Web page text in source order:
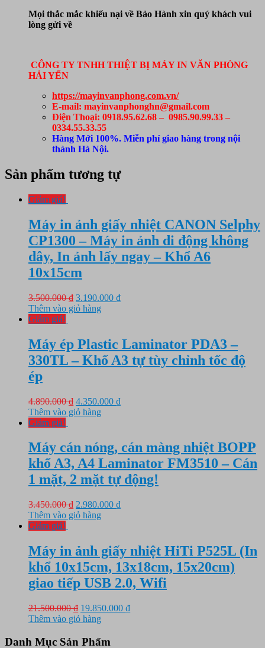
Mọi thắc mắc khiếu nại về Bảo Hành xin quý khách vui
lòng gửi về
CÔNG TY TNHH THIỆT BỊ MÁY IN VĂN PHÒNG
HẢI YẾN
https://mayinvanphong.com.vn/
E-mail: mayinvanphonghn@gmail.com
Điện Thoại: 0918.95.62.68 – 0985.90.99.33 –
0334.55.33.55
Hàng Mới 100%. Miễn phí giao hàng trong nội
thành Hà Nội.
Sản phẩm tương tự
Giảm giá!
Máy in ảnh giấy nhiệt CANON Selphy
CP1300 – Máy in ảnh di động không
dây, In ảnh lấy ngay – Khổ A6
10x15cm
3.500.000₫ Giá
gốc
3.190.000 ₫Giá
3.190.000 ₫.
Thêm vào giỏ hàng
Giảm giá!
Máy ép Plastic Laminator PDA3 –
330TL – Khổ A3 tự tùy chỉnh tốc độ
ép
4.890.000₫ Giá
gốc
4.350.000 ₫Giá
4.350.000 ₫.
Thêm vào giỏ hàng
Giảm giá!
Máy cán nóng, cán màng nhiệt BOPP
khổ A3, A4 Laminator FM3510 – Cán
1 mặt, 2 mặt tự động!
3.450.000₫ Giá
gốc
2.980.000 ₫Giá
2.980.000 ₫.
Thêm vào giỏ hàng
Giảm giá!
Máy in ảnh giấy nhiệt HiTi P525L (In
khổ 10x15cm, 13x18cm, 15x20cm)
giao tiếp USB 2.0, Wifi
21.500.000₫ Giá
gốc
21.500.000 ₫.
19.850.000 ₫Giá
Thêm vào giỏ hàng
Danh Mục Sản Phẩm